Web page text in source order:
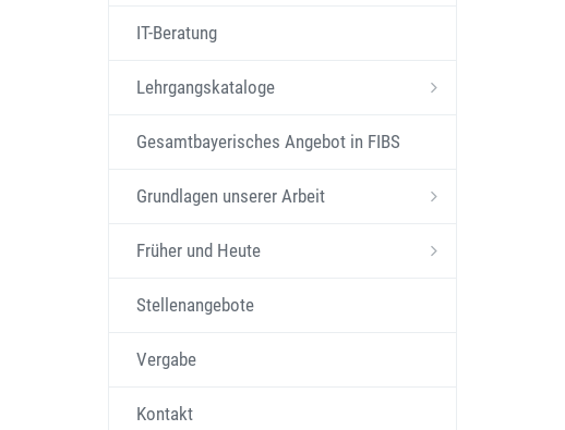
IT-Beratung
Lehrgangskataloge
Gesamtbayerisches Angebot in FIBS
Grundlagen unserer Arbeit
Früher und Heute
Stellenangebote
Vergabe
Kontakt